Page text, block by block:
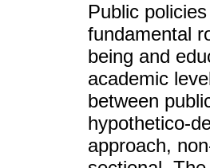
Public
fundamental
being and
academic
between
hypothetico-
approach,